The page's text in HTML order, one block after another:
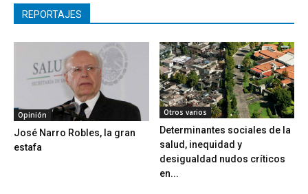
REPORTAJES
Opinión
José Narro Robles, la gran
estafa
Otros varios
Determinantes sociales de la
salud, inequidad y
desigualdad nudos críticos
en...